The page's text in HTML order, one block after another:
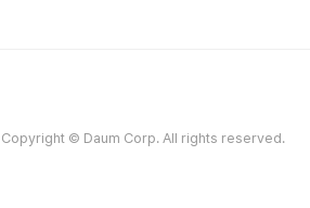
Copyright © Daum Corp. All rights reserved.